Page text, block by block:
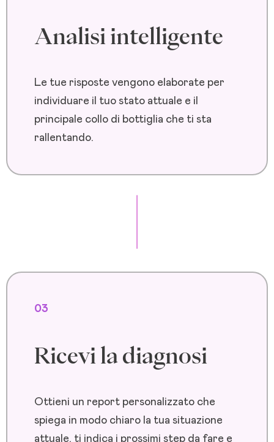
Analisi intelligente
Le tue risposte vengono elaborate per
individuare il tuo stato attuale e il
principale collo di bottiglia che ti sta
rallentando.
03
Ricevi la diagnosi
Ottieni un report personalizzato che
spiega in modo chiaro la tua situazione
attuale, ti indica i prossimi step da fare e